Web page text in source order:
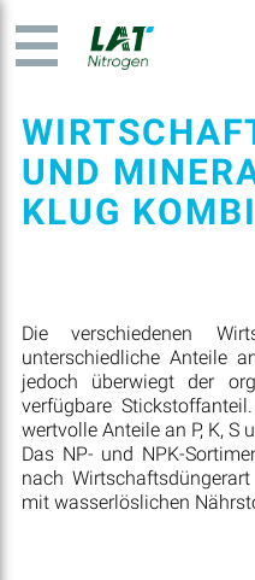
UND
KLUG
Die verschiedenen
unterschiedliche Anteile
jedoch überwiegt der
verfügbare
wertvolle Anteile an P, K, S
Das NP- und NPK-
nach
mit wasserlöslichen